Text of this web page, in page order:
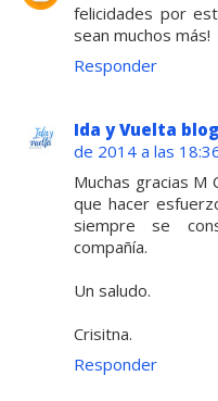
felicidades por
sean muchos más!
Responder
Ida y Vuelta
de 2014 a las
Muchas gracias M
que hacer
siempre se
compañía.
Un saludo.
Crisitna.
Responder